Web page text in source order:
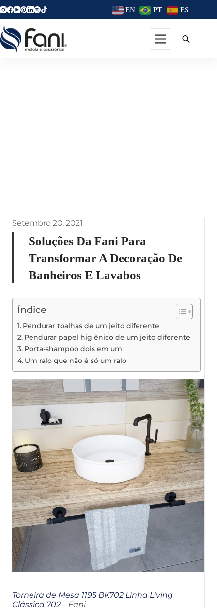
EN PT ES
Setembro 20, 2021
Soluções Da Fani Para
Transformar A Decoração De
Banheiros E Lavabos
Índice
Pendurar toalhas de um jeito diferente
Pendurar papel higiênico de um jeito diferente
Porta-shampoo dois em um
Um ralo que não é só um ralo
Torneira de Mesa 1195 BK702 Linha Living
Clássica 702 – Fani